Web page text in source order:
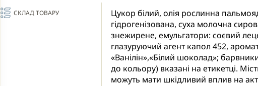
СКЛАД ТОВАРУ
Цукор білий, олія рослинна
гідрогенізована, суха молочна
знежирене, емульгатори: соєвий
глазуруючий агент капол 452,
«Ванілін»,«Білий шоколад»;
до кольору) вказані на етикетці.
можуть мати шкідливий вплив на